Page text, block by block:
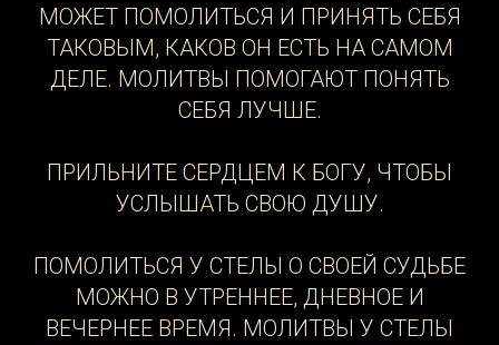
МОЖЕТ ПОМОЛИТЬСЯ И ПРИНЯТЬ СЕБЯ
ТАКОВЫМ, КАКОВ ОН ЕСТЬ НА САМОМ
ДЕЛЕ. МОЛИТВЫ ПОМОГАЮТ ПОНЯТЬ
СЕБЯ ЛУЧШЕ.
ПРИЛЬНИТЕ СЕРДЦЕМ К БОГУ, ЧТОБЫ
УСЛЫШАТЬ СВОЮ ДУШУ.
ПОМОЛИТЬСЯ У СТЕЛЫ О СВОЕЙ СУДЬБЕ
МОЖНО В УТРЕННЕЕ, ДНЕВНОЕ И
ВЕЧЕРНЕЕ ВРЕМЯ. МОЛИТВЫ У СТЕЛЫ